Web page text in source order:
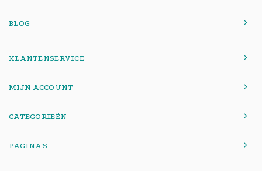
BLOG
KLANTENSERVICE
MIJN ACCOUNT
CATEGORIEËN
PAGINA'S